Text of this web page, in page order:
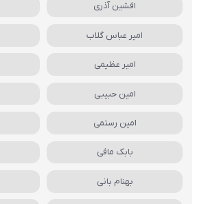
افشین آذری
امیر عباس گلاب
امیر عظیمی
امین حبیبی
امین رستمی
بابک مافی
بهنام بانی